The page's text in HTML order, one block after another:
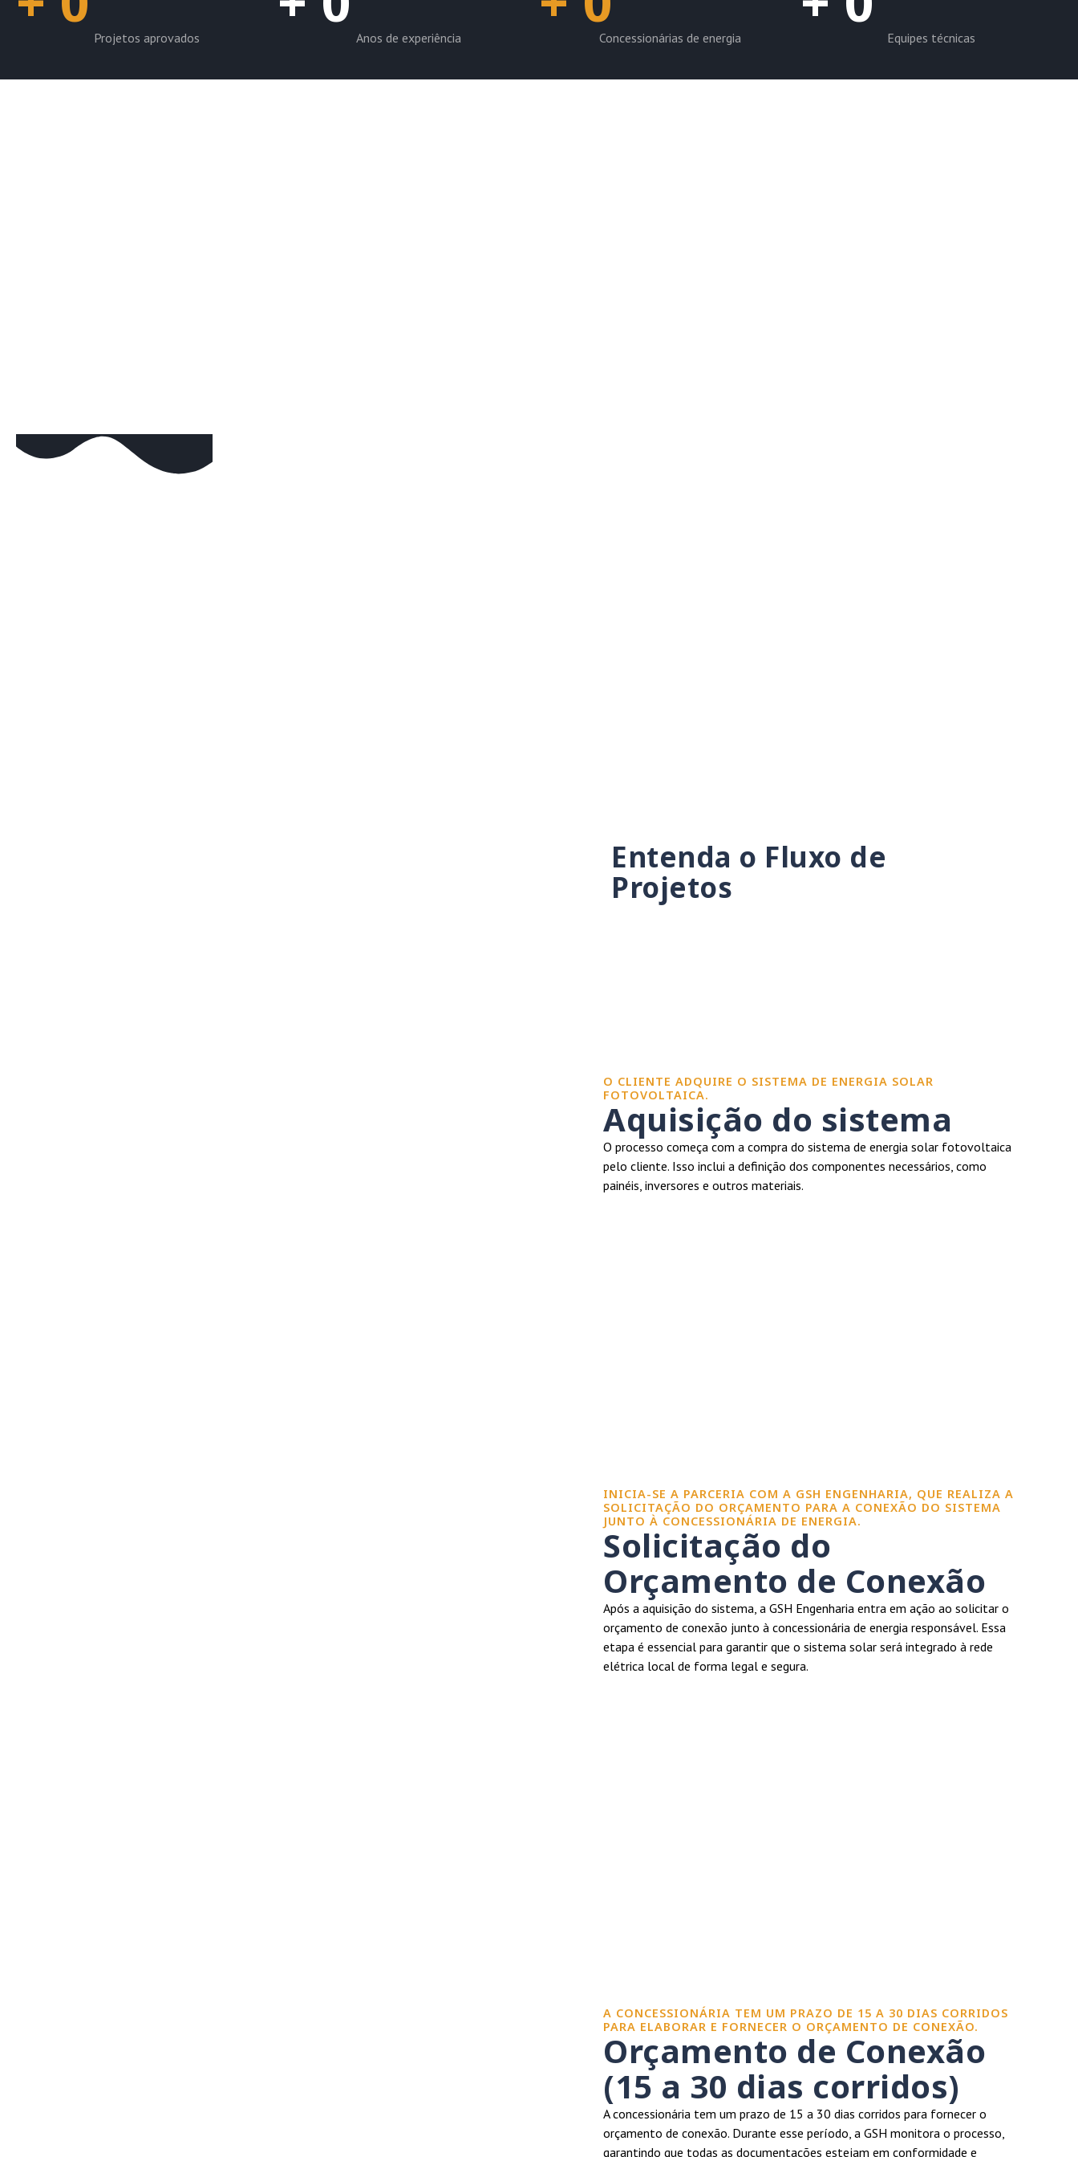
Projetos aprovados Anos de experiência Concessionárias de energia Equipes técnicas
Entenda o Fluxo de
Projetos
O CLIENTE ADQUIRE O SISTEMA DE ENERGIA SOLAR
FOTOVOLTAICA.
Aquisição do sistema
O processo começa com a compra do sistema de energia solar fotovoltaica
pelo cliente. Isso inclui a definição dos componentes necessários, como
painéis, inversores e outros materiais.
INICIA-SE A PARCERIA COM A GSH ENGENHARIA, QUE REALIZA A
SOLICITAÇÃO DO ORÇAMENTO PARA A CONEXÃO DO SISTEMA
JUNTO À CONCESSIONÁRIA DE ENERGIA.
Solicitação do
Orçamento de Conexão
Após a aquisição do sistema, a GSH Engenharia entra em ação ao solicitar o
orçamento de conexão junto à concessionária de energia responsável. Essa
etapa é essencial para garantir que o sistema solar será integrado à rede
elétrica local de forma legal e segura.
A CONCESSIONÁRIA TEM UM PRAZO DE 15 A 30 DIAS CORRIDOS
PARA ELABORAR E FORNECER O ORÇAMENTO DE CONEXÃO.
Orçamento de Conexão
(15 a 30 dias corridos)
A concessionária tem um prazo de 15 a 30 dias corridos para fornecer o
orçamento de conexão. Durante esse período, a GSH monitora o processo,
garantindo que todas as documentações estejam em conformidade e